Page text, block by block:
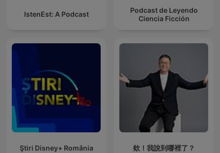
IstenEst: A Podcast
Podcast de Leyendo
Ciencia Ficción
Ştiri Disney+ România 欸！我說到哪裡了？